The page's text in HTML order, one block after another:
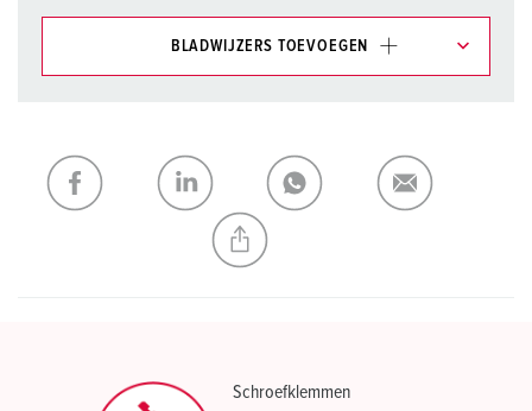
BLADWIJZERS TOEVOEGEN
Mijn lijst TOEVOEGEN
NIEUW LIJST MAKEN
Schroefklemmen